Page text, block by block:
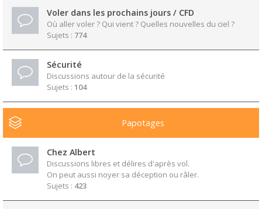
Voler dans les prochains jours / CFD
Où aller voler ? Qui vient ? Quelles nouvelles du ciel ?
Sujets : 774
Sécurité
Discussions autour de la sécurité
Sujets : 104
Papotages
Chez Albert
Discussions libres et délires d'après vol.
On peut aussi noyer sa déception ou râler.
Sujets : 423